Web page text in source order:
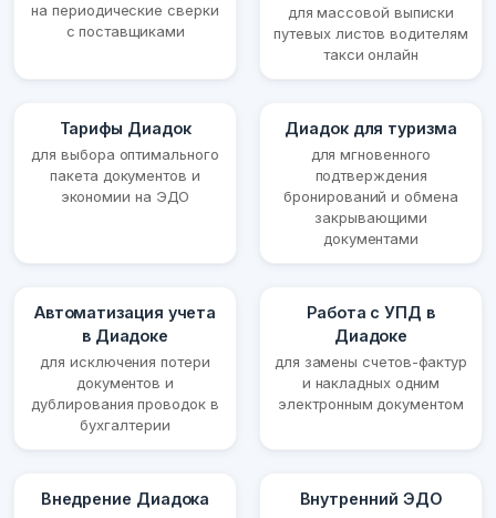
на периодические сверки
с поставщиками
для массовой выписки
путевых листов водителям
такси онлайн
Тарифы Диадок
для выбора оптимального
пакета документов и
экономии на ЭДО
Диадок для туризма
для мгновенного
подтверждения
бронирований и обмена
закрывающими
документами
Автоматизация учета
в Диадоке
для исключения потери
документов и
дублирования проводок в
бухгалтерии
Работа с УПД в
Диадоке
для замены счетов-фактур
и накладных одним
электронным документом
Внедрение Диадока
Внутренний ЭДО